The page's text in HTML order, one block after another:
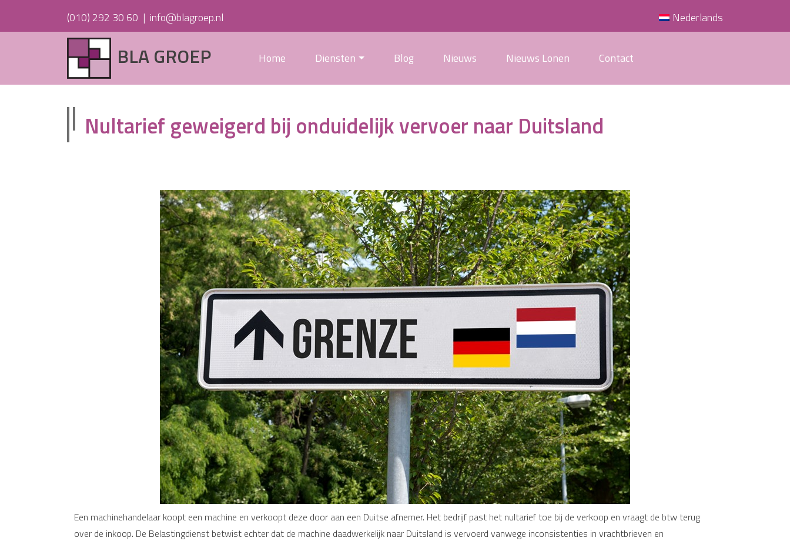
(010) 292 30 60 | info@blagroep.nl Nederlands
BLA GROEP Home Diensten Blog Nieuws Nieuws Lonen Contact
Nultarief geweigerd bij onduidelijk vervoer naar Duitsland
Een machinehandelaar koopt een machine en verkoopt deze door aan een Duitse afnemer. Het bedrijf past het nultarief toe bij de verkoop en vraagt de btw terug
over de inkoop. De Belastingdienst betwist echter dat de machine daadwerkelijk naar Duitsland is vervoerd vanwege inconsistenties in vrachtbrieven en